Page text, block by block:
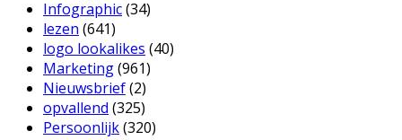
Infographic(34)
lezen (641)
logo lookalikes (40)
Marketing(961)
Nieuwsbrief(2)
opvallend (325)
Persoonlijk(320)